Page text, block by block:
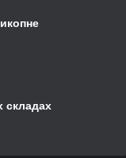
складах